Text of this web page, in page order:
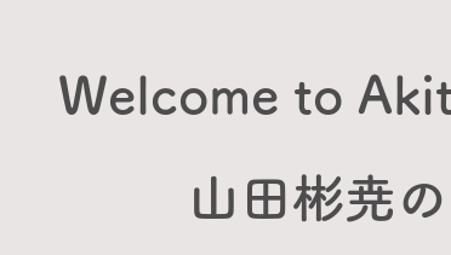
Welcome to
山田彬尭